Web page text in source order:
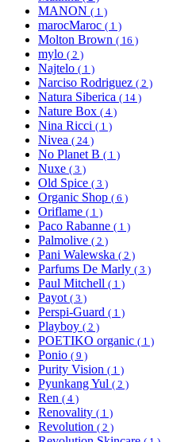
MANON ( 1 )
marocMaroc ( 1 )
Molton Brown ( 16 )
mylo ( 2 )
Najtelo ( 1 )
Narciso Rodriguez ( 2 )
Natura Siberica ( 14 )
Nature Box ( 4 )
Nina Ricci ( 1 )
Nivea ( 24 )
No Planet B ( 1 )
Nuxe ( 3 )
Old Spice ( 3 )
Organic Shop ( 6 )
Oriflame ( 1 )
Paco Rabanne ( 1 )
Palmolive ( 2 )
Pani Walewska ( 2 )
Parfums De Marly ( 3 )
Paul Mitchell ( 1 )
Payot ( 3 )
Perspi-Guard ( 1 )
Playboy ( 2 )
POETIKO organic ( 1 )
Ponio ( 9 )
Purity Vision ( 1 )
Pyunkang Yul ( 2 )
Ren ( 4 )
Renovality ( 1 )
Revolution ( 2 )